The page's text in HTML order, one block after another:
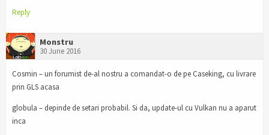
Reply
Monstru
30 June 2016
Cosmin – un forumist de-al nostru a comandat-o de pe Caseking, cu livrare
prin GLS acasa
globula – depinde de setari probabil. Si da, update-ul cu Vulkan nu a aparut
inca